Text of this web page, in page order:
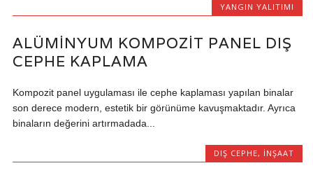
YANGIN YALITIMI
ALÜMINYUM KOMPOZIT PANEL DIŞ
CEPHE KAPLAMA
Kompozit panel uygulaması ile cephe kaplaması yapılan binalar
son derece modern, estetik bir görünüme kavuşmaktadır. Ayrıca
binaların değerini artırmadada...
DIŞ CEPHE, İNŞAAT